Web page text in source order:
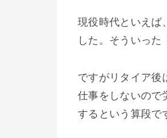
現役時代といえば
した。そういった
ですがリタイア後
仕事をしないので
するという算段で